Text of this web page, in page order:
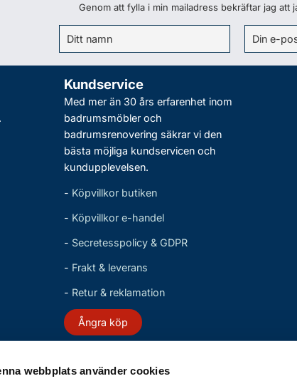
webbplats använder cookies
Genom att fylla i min mailadress bekräftar jag att
Kundservice
Med mer än 30 års erfarenhet inom
badrumsmöbler och
badrumsrenovering säkrar vi den
bästa möjliga kundservicen och
kundupplevelsen.
- Köpvillkor butiken
- Köpvillkor e-handel
- Secretesspolicy & GDPR
- Frakt & leverans
- Retur & reklamation
Ångra köp